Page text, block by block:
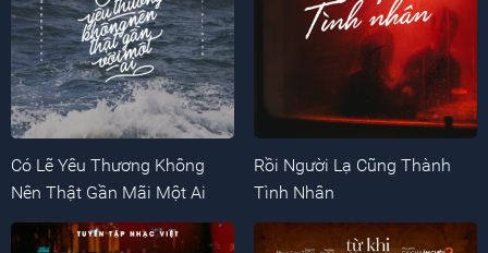
Có Lẽ Yêu Thương Không
Nên Thật Gần Mãi Một Ai
Rồi Người Lạ Cũng Thành
Tình Nhân